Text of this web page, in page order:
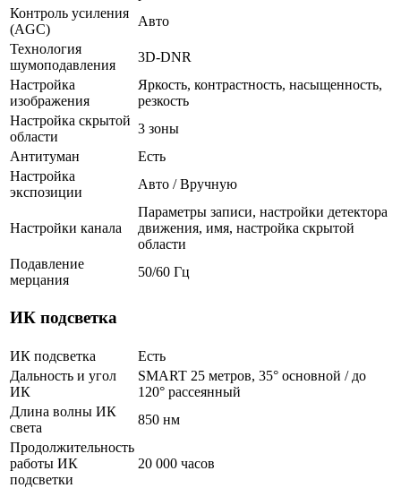
Контроль усиления
(AGC)
Авто
Технология
шумоподавления
3D-DNR
Настройка
изображения
Яркость, контрастность, насыщенность,
резкость
Настройка скрытой
области
3 зоны
Антитуман
Есть
Настройка
экспозиции
Авто / Вручную
Настройки канала
Параметры записи, настройки детектора
движения, имя, настройка скрытой
области
Подавление
мерцания
50/60 Гц
ИК подсветка
ИК подсветка
Есть
Дальность и угол
ИК
SMART 25 метров, 35° основной / до
120° рассеянный
Длина волны ИК
света
850 нм
Продолжительность
работы ИК
подсветки
20 000 часов